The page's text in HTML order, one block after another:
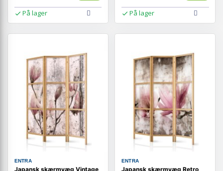
På lager På lager
ENTRA
Japansk skærmvæg Vintage
ENTRA
Japansk skærmvæg Retro